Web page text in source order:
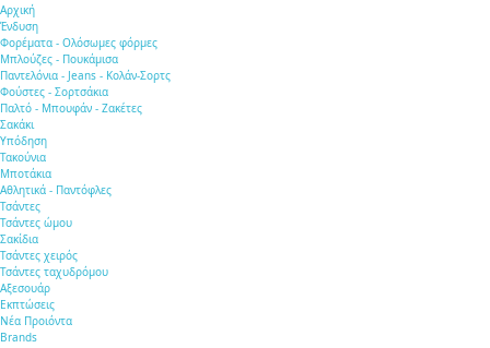
Αρχική
Ένδυση
Φορέματα - Ολόσωμες φόρμες
Μπλούζες - Πουκάμισα
Παντελόνια - Jeans - Κολάν-Σορτς
Φούστες - Σορτσάκια
Παλτό - Μπουφάν - Ζακέτες
Σακάκι
Υπόδηση
Τακούνια
Μποτάκια
Αθλητικά - Παντόφλες
Τσάντες
Τσάντες ώμου
Σακίδια
Τσάντες χειρός
Τσάντες ταχυδρόμου
Αξεσουάρ
Εκπτώσεις
Νέα Προιόντα
Brands